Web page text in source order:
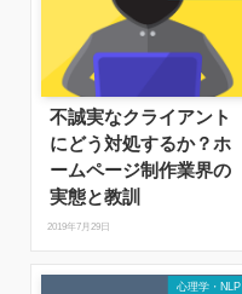
詐欺師の手口
不誠実なクライアント
にどう対処するか？ホ
ームページ制作業界の
実態と教訓
2019年7月29日
心理学・NLP